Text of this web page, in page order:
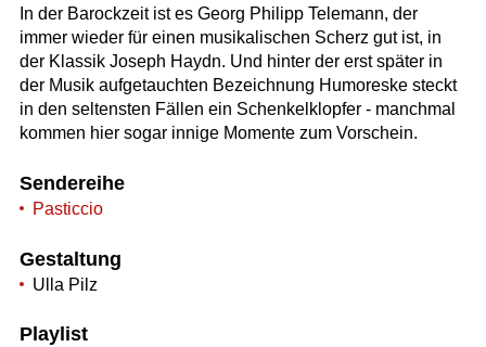
In der Barockzeit ist es Georg Philipp Telemann, der
immer wieder für einen musikalischen Scherz gut ist, in
der Klassik Joseph Haydn. Und hinter der erst später in
der Musik aufgetauchten Bezeichnung Humoreske steckt
in den seltensten Fällen ein Schenkelklopfer - manchmal
kommen hier sogar innige Momente zum Vorschein.
Sendereihe
Pasticcio
Gestaltung
Ulla Pilz
Playlist